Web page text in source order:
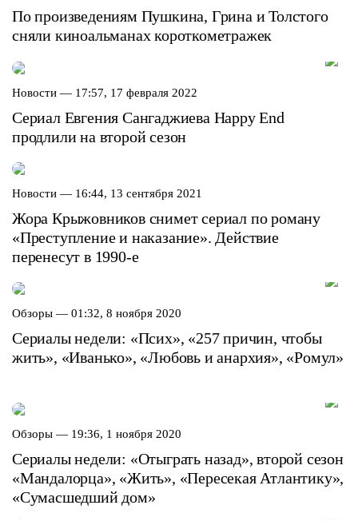
По произведениям Пушкина, Грина и Толстого
сняли киноальманах короткометражек
Новости — 17:57, 17 февраля 2022
Сериал Евгения Сангаджиева Happy End
продлили на второй сезон
Новости — 16:44, 13 сентября 2021
Жора Крыжовников снимет сериал по роману
«Преступление и наказание». Действие
перенесут в 1990-е
Обзоры — 01:32, 8 ноября 2020
Сериалы недели: «Псих», «257 причин, чтобы
жить», «Иванько», «Любовь и анархия», «Ромул»
Обзоры — 19:36, 1 ноября 2020
Сериалы недели: «Отыграть назад», второй сезон
«Мандалорца», «Жить», «Пересекая Атлантику»,
«Сумасшедший дом»